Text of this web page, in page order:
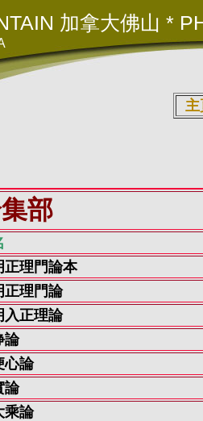
加拿大佛山 *
主
部
正理門論本
正理門論
入正理論
論
心論
論
乘論